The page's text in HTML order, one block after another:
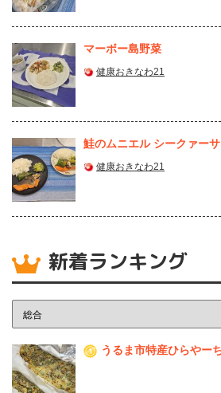
マーボー島野菜
健康おきなわ21
鮭のムニエル シークァー
健康おきなわ21
新着ランキング
1 うるま市特産ひらやー